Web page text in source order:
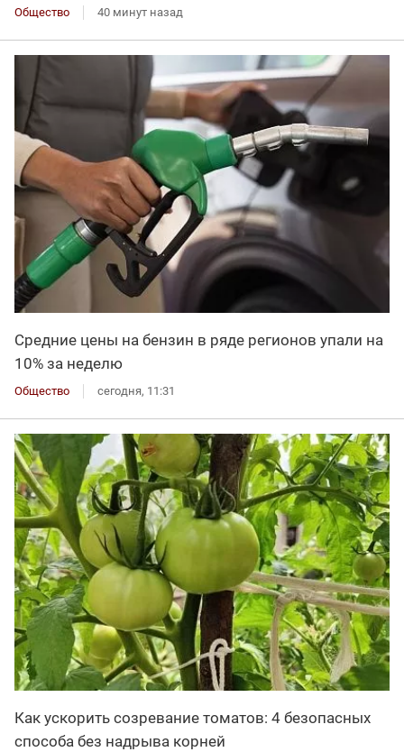
Общество 40 минут назад
Средние цены на бензин в ряде регионов упали на
10% за неделю
Общество сегодня, 11:31
Как ускорить созревание томатов: 4 безопасных
способа без надрыва корней